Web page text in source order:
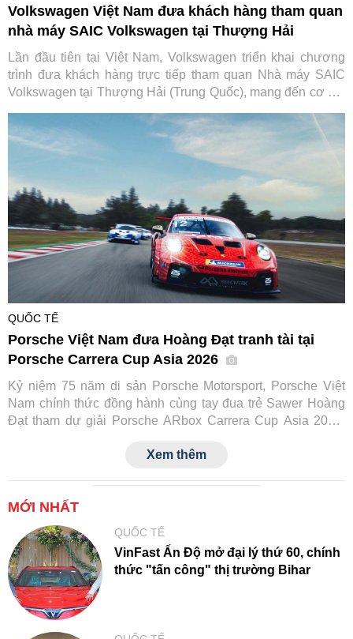
Volkswagen Việt Nam đưa khách hàng tham quan
nhà máy SAIC Volkswagen tại Thượng Hải
Lần đầu tiên tại Việt Nam, Volkswagen triển khai chương
trình đưa khách hàng trực tiếp tham quan Nhà máy SAIC
Volkswagen tại Thượng Hải (Trung Quốc), mang đến cơ hội
sau mỗi chiếc xe của thương hiệu Đức.
QUỐC TẾ
Porsche Việt Nam đưa Hoàng Đạt tranh tài tại
Porsche Carrera Cup Asia 2026
Kỷ niệm 75 năm di sản Porsche Motorsport, Porsche Việt
Nam chính thức đồng hành cùng tay đua trẻ Sawer Hoàng
Đạt tham dự giải Porsche ARbox Carrera Cup Asia 2026.
trường danh giá này, đồng thời đánh dấu cột mốc mới trong
Xem thêm
MỚI NHẤT
QUỐC TẾ
VinFast Ấn Độ mở đại lý thứ 60, chính
thức "tấn công" thị trường Bihar